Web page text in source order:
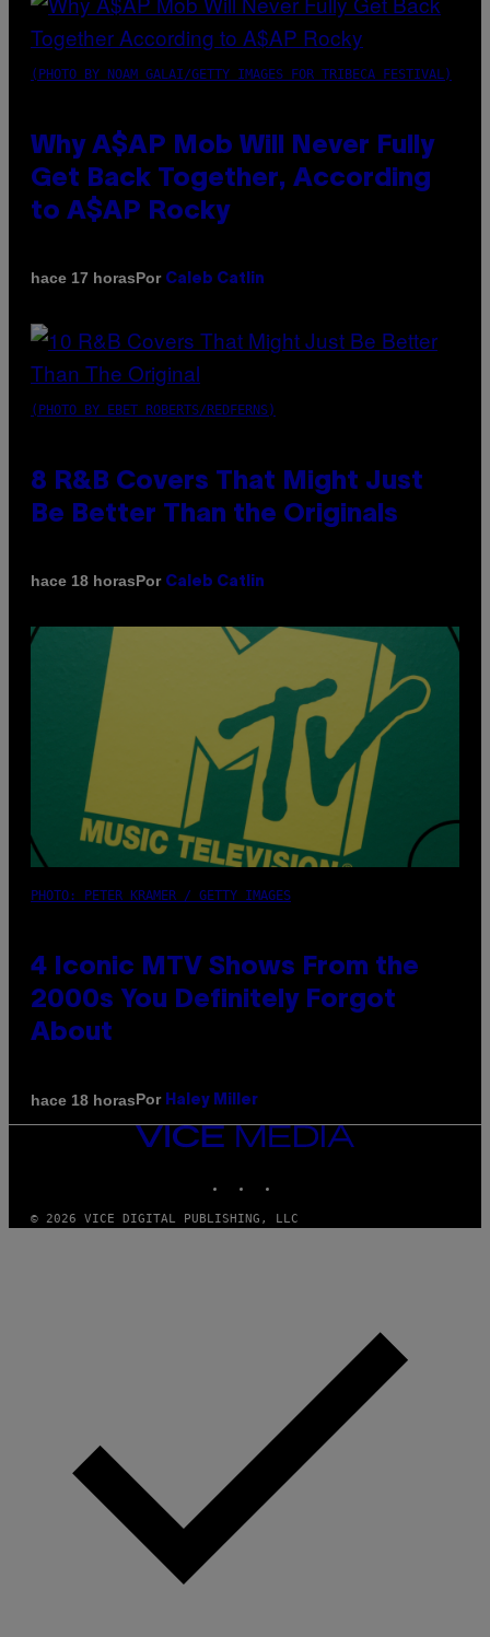
(PHOTO BY NOAM GALAI/GETTY IMAGES FOR TRIBECA FESTIVAL)
Why A$AP Mob Will Never Fully
Get Back Together, According
to A$AP Rocky
hace 17 horasPor Caleb Catlin
(PHOTO BY EBET ROBERTS/REDFERNS)
8 R&B Covers That Might Just
Be Better Than the Originals
hace 18 horasPor Caleb Catlin
PHOTO: PETER KRAMER / GETTY IMAGES
4 Iconic MTV Shows From the
2000s You Definitely Forgot
About
hace 18 horasPor Haley Miller
VICE
MEDIA
© 2026 VICE DIGITAL PUBLISHING, LLC